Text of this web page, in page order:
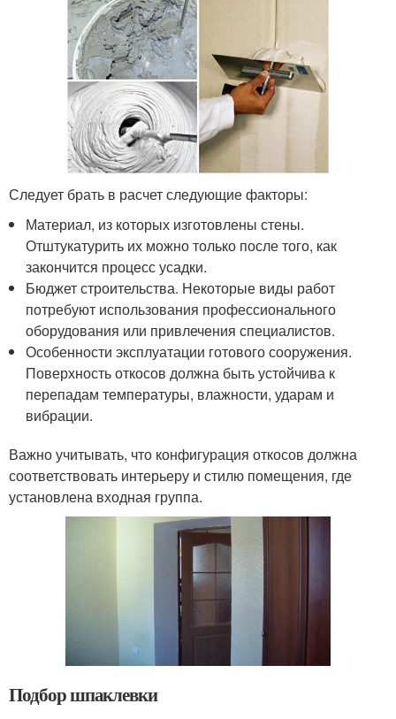
Следует брать в расчет следующие факторы:
Материал, из которых изготовлены стены.
Отштукатурить их можно только после того, как
закончится процесс усадки.
Бюджет строительства. Некоторые виды работ
потребуют использования профессионального
оборудования или привлечения специалистов.
Особенности эксплуатации готового сооружения.
Поверхность откосов должна быть устойчива к
перепадам температуры, влажности, ударам и
вибрации.
Важно учитывать, что конфигурация откосов должна
соответствовать интерьеру и стилю помещения, где
установлена входная группа.
Подбор шпаклевки